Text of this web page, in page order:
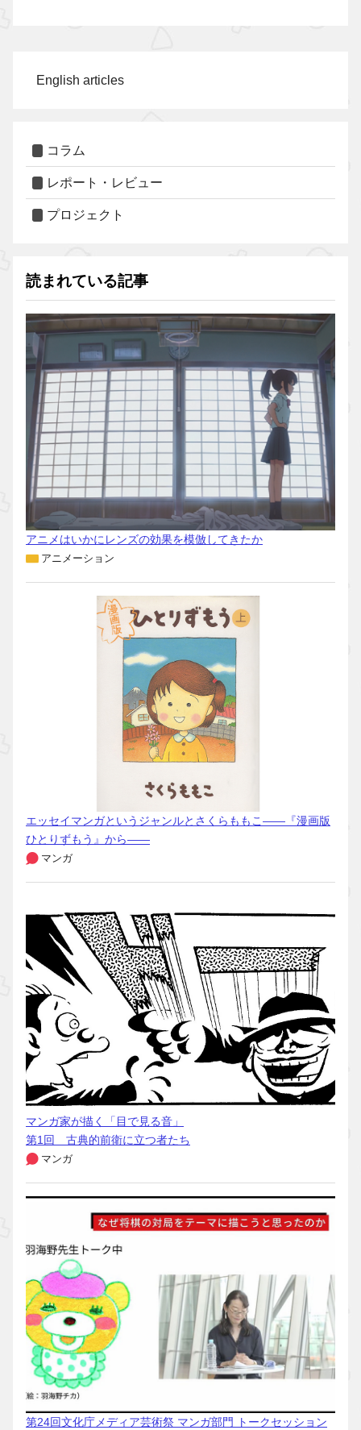
English articles
コラム
レポート・レビュー
プロジェクト
読まれている記事
アニメはいかにレンズの効果を模倣してきたか
アニメーション
エッセイマンガというジャンルとさくらももこ――『漫画版
ひとりずもう』から――
マンガ
マンガ家が描く「目で見る音」
第1回 古典的前衛に立つ者たち
マンガ
第24回文化庁メディア芸術祭 マンガ部門 トークセッション